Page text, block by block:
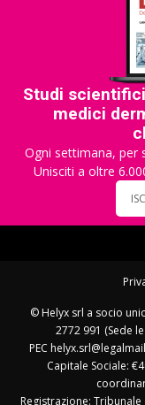
Studi
medici
Ogni settimana, per
Unisciti a oltre
© Helyx srl a socio
2772 991 (Sede
PEC
Capitale Sociale:
Registrazione: